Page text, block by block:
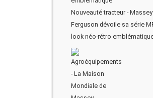
Nouveauté tracteur - Massey
Ferguson dévoile sa série
look néo-rétro